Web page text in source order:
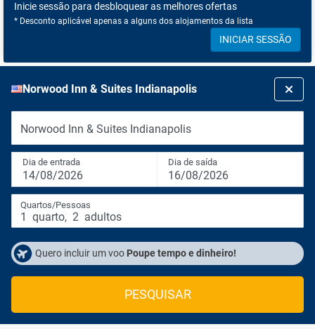
Inicie sessão para desbloquear as melhores ofertas
* Desconto aplicável apenas a alguns dos alojamentos da lista
INICIAR SESSÃO
Norwood Inn & Suites Indianapolis
Norwood Inn & Suites Indianapolis
Dia de entrada
14/08/2026
Dia de saída
16/08/2026
Quartos/Pessoas
1 quarto, 2 adultos
Quero incluir um voo Poupe tempo e dinheiro!
PESQUISAR